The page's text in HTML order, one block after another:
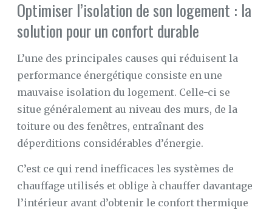
AU
LIT
CONFORT
LE
Optimiser l’isolation de son logement : la
solution pour un confort durable
L’une des principales causes qui réduisent la
performance énergétique consiste en une
mauvaise isolation du logement. Celle-ci se
situe généralement au niveau des murs, de la
toiture ou des fenêtres, entraînant des
déperditions considérables d’énergie.
C’est ce qui rend inefficaces les systèmes de
chauffage utilisés et oblige à chauffer davantage
l’intérieur avant d’obtenir le confort thermique